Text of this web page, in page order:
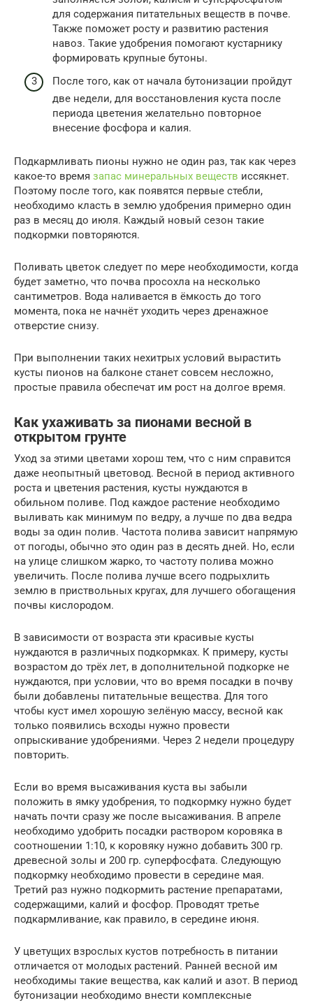
для содержания питательных веществ в почве.
Также поможет росту и развитию растения
навоз. Такие удобрения помогают кустарнику
формировать крупные бутоны.
После того, как от начала бутонизации пройдут
две недели, для восстановления куста после
периода цветения желательно повторное
внесение фосфора и калия.
Подкармливать пионы нужно не один раз, так как через
какое-то время запас минеральных веществ иссякнет.
Поэтому после того, как появятся первые стебли,
необходимо класть в землю удобрения примерно один
раз в месяц до июля. Каждый новый сезон такие
подкормки повторяются.
Поливать цветок следует по мере необходимости, когда
будет заметно, что почва просохла на несколько
сантиметров. Вода наливается в ёмкость до того
момента, пока не начнёт уходить через дренажное
отверстие снизу.
При выполнении таких нехитрых условий вырастить
кусты пионов на балконе станет совсем несложно,
простые правила обеспечат им рост на долгое время.
Как ухаживать за пионами весной в
открытом грунте
Уход за этими цветами хорош тем, что с ним справится
даже неопытный цветовод. Весной в период активного
роста и цветения растения, кусты нуждаются в
обильном поливе. Под каждое растение необходимо
выливать как минимум по ведру, а лучше по два ведра
воды за один полив. Частота полива зависит напрямую
от погоды, обычно это один раз в десять дней. Но, если
на улице слишком жарко, то частоту полива можно
увеличить. После полива лучше всего подрыхлить
землю в приствольных кругах, для лучшего обогащения
почвы кислородом.
В зависимости от возраста эти красивые кусты
нуждаются в различных подкормках. К примеру, кусты
возрастом до трёх лет, в дополнительной подкорке не
нуждаются, при условии, что во время посадки в почву
были добавлены питательные вещества. Для того
чтобы куст имел хорошую зелёную массу, весной как
только появились всходы нужно провести
опрыскивание удобрениями. Через 2 недели процедуру
повторить.
Если во время высаживания куста вы забыли
положить в ямку удобрения, то подкормку нужно будет
начать почти сразу же после высаживания. В апреле
необходимо удобрить посадки раствором коровяка в
соотношении 1:10, к коровяку нужно добавить 300 гр.
древесной золы и 200 гр. суперфосфата. Следующую
подкормку необходимо провести в середине мая.
Третий раз нужно подкормить растение препаратами,
содержащими, калий и фосфор. Проводят третье
подкармливание, как правило, в середине июня.
У цветущих взрослых кустов потребность в питании
отличается от молодых растений. Ранней весной им
необходимы такие вещества, как калий и азот. В период
бутонизации необходимо внести комплексные